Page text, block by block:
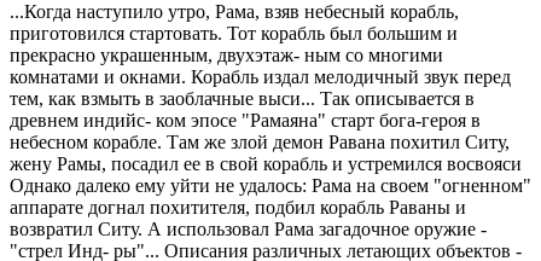
...Когда наступило утро, Рама, взяв небесный корабль,
приготовился стартовать. Тот корабль был большим и
прекрасно украшенным, двухэтаж- ным со многими
комнатами и окнами. Корабль издал мелодичный звук перед
тем, как взмыть в заоблачные выси... Так описывается в
древнем индийс- ком эпосе "Рамаяна" старт бога-героя в
небесном корабле. Там же злой демон Равана похитил Ситу,
жену Рамы, посадил ее в свой корабль и устремился восвояси
Однако далеко ему уйти не удалось: Рама на своем "огненном"
аппарате догнал похитителя, подбил корабль Раваны и
возвратил Ситу. А использовал Рама загадочное оружие -
"стрел Инд- ры"... Описания различных летающих объектов -